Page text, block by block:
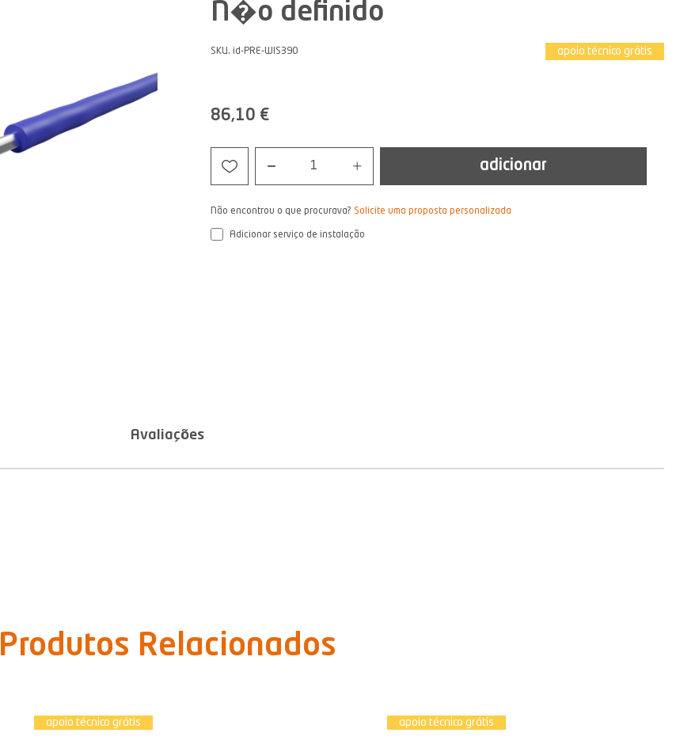
N�o definido
SKU. id-PRE-WIS390 apoio técnico grátis
86,10 €
1 adicionar
Não encontrou o que procurava? Solicite uma proposta personalizada
Adicionar serviço de instalação
Avaliações
Produtos Relacionados
apoio técnico grátis apoio técnico grátis